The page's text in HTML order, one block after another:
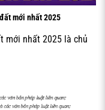
gì và vai trò
rõ **Hợp đồng
vai trò của nó
dụng đất cho bên
mới nhất 2025
mới nhất 2025 là chủ